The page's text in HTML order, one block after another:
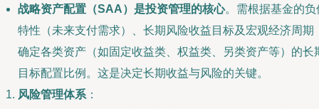
战略资产配置（SAA）是投资管理的核心。需根据基金的负
特性（未来支付需求）、长期风险收益目标及宏观经济周期
确定各类资产（如固定收益类、权益类、另类资产等）的长
目标配置比例。这是决定长期收益与风险的关键。
风险管理体系 ：